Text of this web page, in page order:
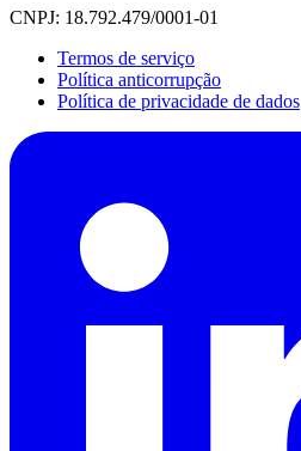
CNPJ: 18.792.479/0001-01
Termos de serviço
Política anticorrupção
Política de privacidade de dados